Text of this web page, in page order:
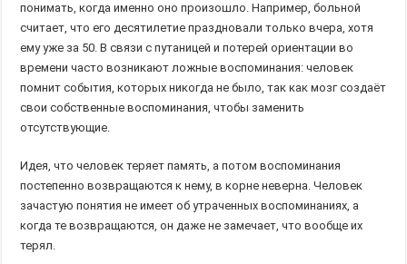
понимать, когда именно оно произошло. Например, больной
считает, что его десятилетие праздновали только вчера, хотя
ему уже за 50. В связи с путаницей и потерей ориентации во
времени часто возникают ложные воспоминания: человек
помнит события, которых никогда не было, так как мозг создаёт
свои собственные воспоминания, чтобы заменить
отсутствующие.
Идея, что человек теряет память, а потом воспоминания
постепенно возвращаются к нему, в корне неверна. Человек
зачастую понятия не имеет об утраченных воспоминаниях, а
когда те возвращаются, он даже не замечает, что вообще их
терял.